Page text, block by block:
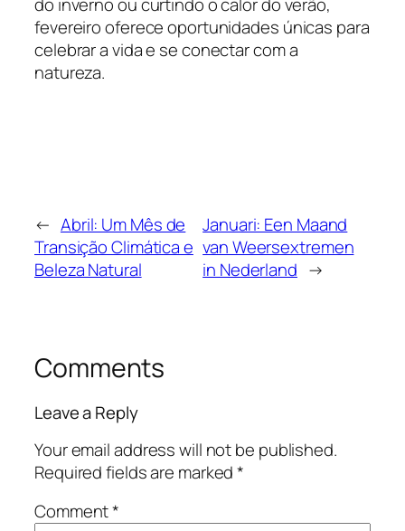
fevereiro oferece oportunidades únicas para
celebrar a vida e se conectar com a
natureza.
← Abril: Um Mês de
Transição Climática e
Beleza Natural
Januari: Een Maand
van Weersextremen
in Nederland →
Comments
Leave a Reply
Your email address will not be published.
Required fields are marked*
Comment*